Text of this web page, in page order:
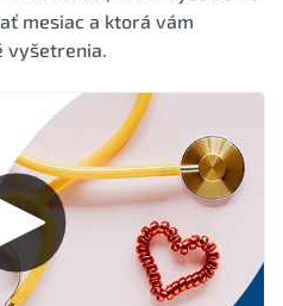
mesiac a ktorá vám
vyšetrenia.